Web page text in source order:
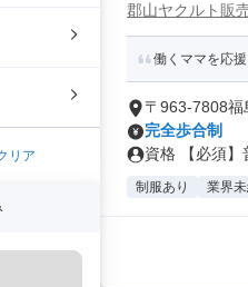
リア
郡山ヤクルト販
働くママを応
〒963-7808福
完全歩合制
資格 【必須】
制服あり 業界